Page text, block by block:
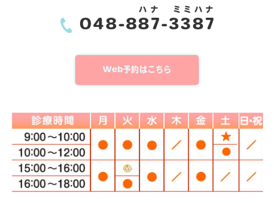
048-887
ハナ
-3387
ミミハナ
Web予約はこちら